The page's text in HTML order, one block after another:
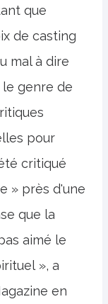
que
de casting
mal à dire
le genre de
pour
critiqué
» près d'une
que la
aimé le
», a
en